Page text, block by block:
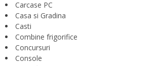
Carcase PC
Casa si Gradina
Casti
Combine frigorifice
Concursuri
Console